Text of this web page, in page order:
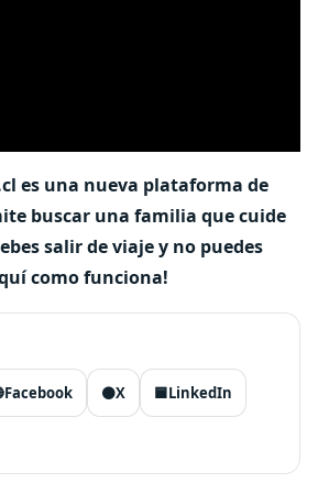
es una nueva plataforma de
buscar una familia que cuide
salir de viaje y no puedes
como funciona!
Facebook ⚫X 🟦LinkedIn